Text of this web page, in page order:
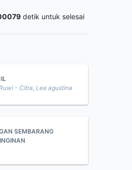
detik untuk selesai
- Citra, Lea agustina
SEMBARANG